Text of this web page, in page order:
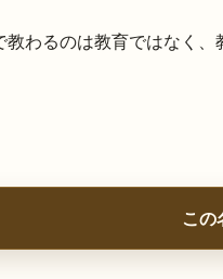
教わるのは教育ではなく、
この